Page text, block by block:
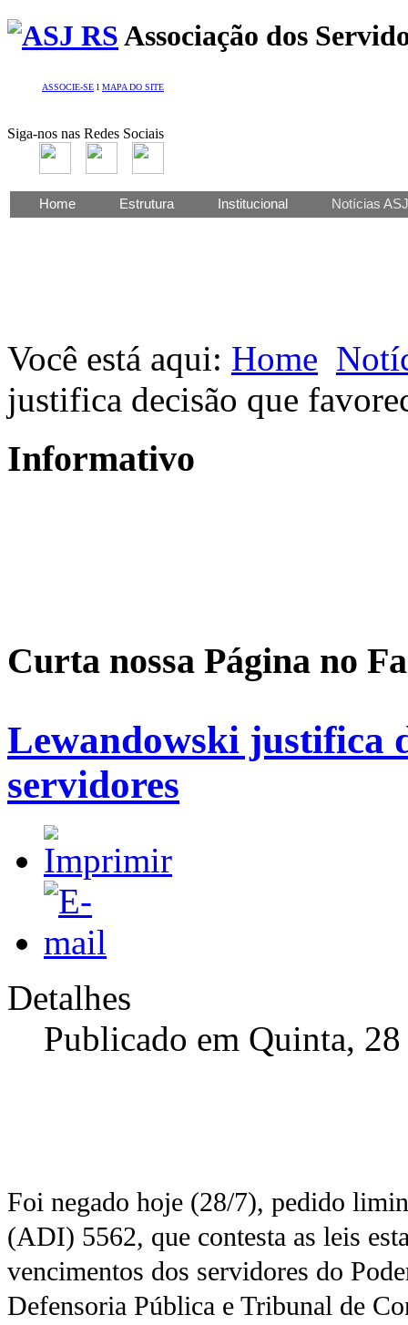
Associação dos
ASSOCIE-SE l MAPA DO SITE
Siga-nos nas Redes Sociais
Home Estrutura Institucional Notícias ASJ
Você está aqui: Home
justifica decisão que
Informativo
Curta nossa Página no
Lewandowski justifica
servidores
Detalhes
Publicado em Quinta,
Foi negado hoje (28/7), pedido
(ADI) 5562, que contesta as leis
vencimentos dos servidores do
Defensoria Pública e Tribunal de